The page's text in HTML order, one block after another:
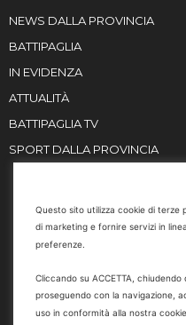
NEWS DALLA PROVINCIA
BATTIPAGLIA
IN EVIDENZA
ATTUALITÀ
BATTIPAGLIA TV
SPORT DALLA PROVINCIA
Email
marketing@battipaglia1929.it
carminegaldi@virgilio.it
Questo sito utilizza cookie di terze
di marketing e fornire servizi in
preferenze.
Cliccando su ACCETTA,
proseguendo con la navigazione,
uso in conformità alla nostra cookie